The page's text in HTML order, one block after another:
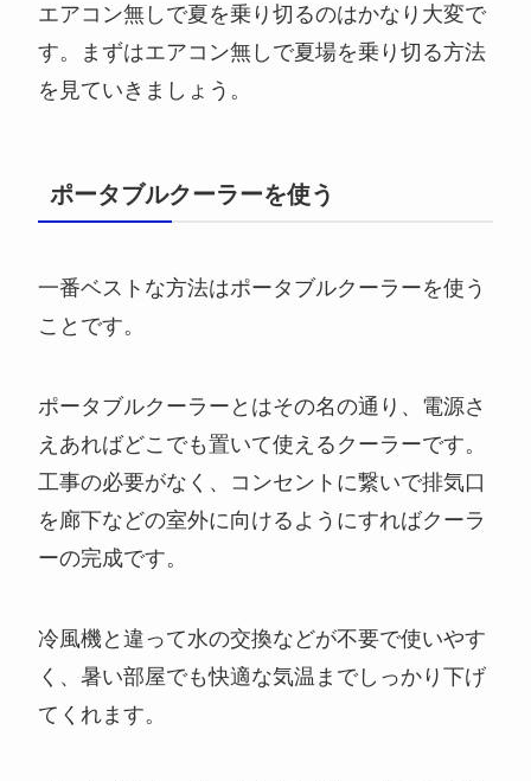
エアコン無しで夏を乗り切るのはかなり大変で
す。まずはエアコン無しで夏場を乗り切る方法
を見ていきましょう。
ポータブルクーラーを使う
一番ベストな方法はポータブルクーラーを使う
ことです。
ポータブルクーラーとはその名の通り、電源さ
えあればどこでも置いて使えるクーラーです。
工事の必要がなく、コンセントに繋いで排気口
を廊下などの室外に向けるようにすればクーラ
ーの完成です。
冷風機と違って水の交換などが不要で使いやす
く、暑い部屋でも快適な気温までしっかり下げ
てくれます。